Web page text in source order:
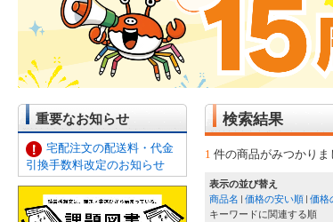
重要なお知らせ
宅配注文の配送料・代金
引換手数料改定のお知らせ
検索結果
1 件の商品がみつかりま
表示の並び替え
商品名
価格の安い順 価格
キーワードに関連する順